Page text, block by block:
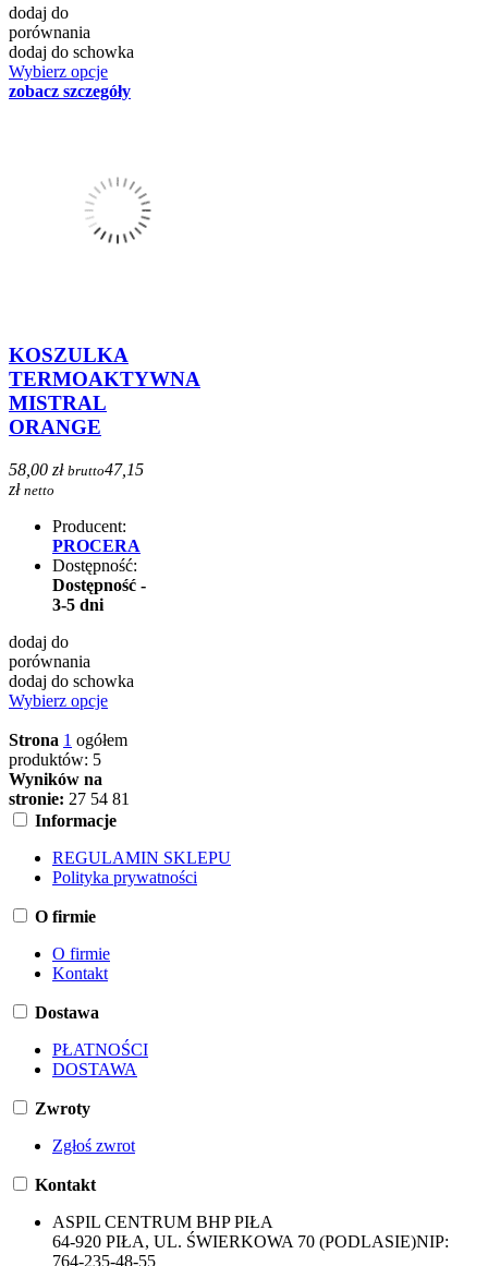
dodaj do
porównania
dodaj do schowka
Wybierz opcje
zobacz szczegóły
KOSZULKA
TERMOAKTYWNA
MISTRAL
ORANGE
58,00 zł brutto47,15
zł netto
Producent:
PROCERA
Dostępność:
Dostępność -
3-5 dni
dodaj do
porównania
dodaj do schowka
Wybierz opcje
Strona 1 ogółem
produktów: 5
Wyników na
stronie: 27 54 81
Informacje
REGULAMIN SKLEPU
Polityka prywatności
O firmie
O firmie
Kontakt
Dostawa
PŁATNOŚCI
DOSTAWA
Zwroty
Zgłoś zwrot
Kontakt
ASPIL CENTRUM BHP PIŁA
64-920 PIŁA, UL. ŚWIERKOWA 70 (PODLASIE)NIP:
764-235-48-55